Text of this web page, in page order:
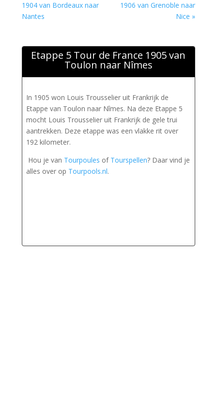
1904 van Bordeaux naar
Nantes
1906 van Grenoble naar
Nice »
Etappe 5 Tour de France 1905 van
Toulon naar Nîmes
In 1905 won Louis Trousselier uit Frankrijk de
Etappe van Toulon naar Nîmes. Na deze Etappe 5
mocht Louis Trousselier uit Frankrijk de gele trui
aantrekken. Deze etappe was een vlakke rit over
192 kilometer.
Hou je van Tourpoules of Tourspellen? Daar vind je
alles over op Tourpools.nl.